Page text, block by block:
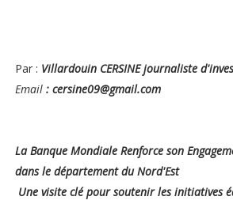
Par : Villardouin CERSINE journaliste
Email: cersine09@gmail.com
La Banque Mondiale Renforce son
dans le département du Nord'Est
Une visite clé pour soutenir les initiatives